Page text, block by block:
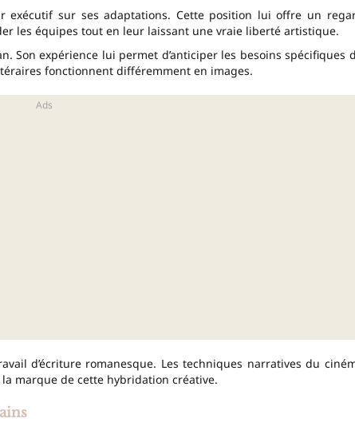
exécutif sur ses adaptations. Cette position lui offre un
les équipes tout en leur laissant une vraie liberté artistique.
Son expérience lui permet d’anticiper les besoins spécifiques
fonctionnent différemment en images.
d’écriture romanesque. Les techniques narratives du
marque de cette hybridation créative.